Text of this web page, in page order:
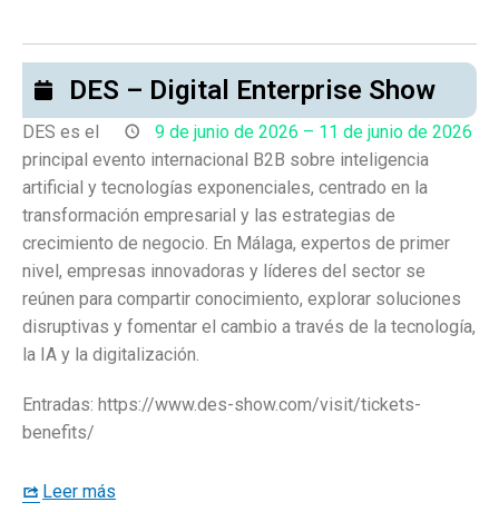
DES – Digital Enterprise Show
9 de junio de 2026 – 11 de junio de 2026
DES es el
principal evento internacional B2B sobre inteligencia
artificial y tecnologías exponenciales, centrado en la
transformación empresarial y las estrategias de
crecimiento de negocio. En Málaga, expertos de primer
nivel, empresas innovadoras y líderes del sector se
reúnen para compartir conocimiento, explorar soluciones
disruptivas y fomentar el cambio a través de la tecnología,
la IA y la digitalización.
Entradas: https://www.des-show.com/visit/tickets-
benefits/
Leer más